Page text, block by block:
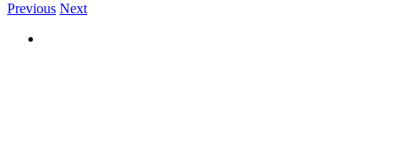
Previous Next